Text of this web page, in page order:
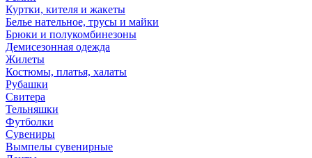
Куртки, кителя и жакеты
Белье нательное, трусы и майки
Брюки и полукомбинезоны
Демисезонная одежда
Жилеты
Костюмы, платья, халаты
Рубашки
Свитера
Тельняшки
Футболки
Сувениры
Вымпелы сувенирные